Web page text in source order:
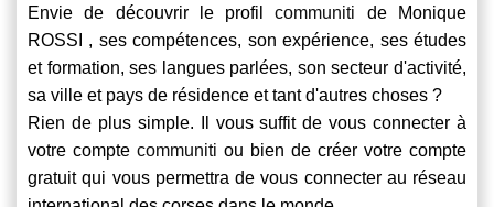
Envie de découvrir le profilcommuniti de Monique
ROSSI , ses compétences, son expérience, ses études
et formation, ses langues parlées, son secteur d'activité,
sa ville et pays de résidence et tant d'autres choses ?
Rien de plus simple. Il vous suffit de vous connecter à
votre compte communiti ou bien de créer votre compte
gratuit qui vous permettra de vous connecter au réseau